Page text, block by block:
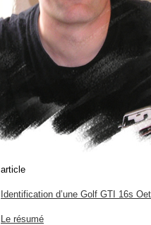
article
Identification d’une Golf GTI 16s
Le résumé